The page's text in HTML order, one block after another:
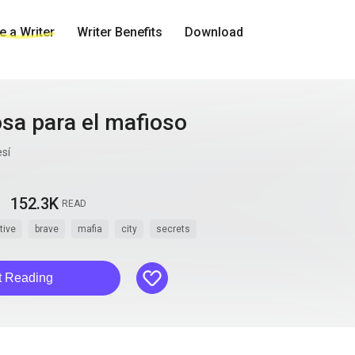
a Writer Writer Benefits Download
para el mafioso
152.3K READ
brave mafia city secrets
Reading like